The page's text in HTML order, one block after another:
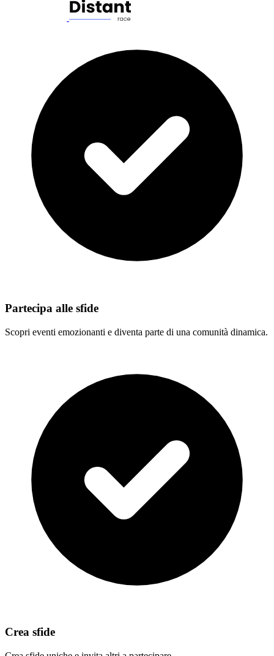
Partecipa alle sfide
Scopri eventi emozionanti e diventa parte di una comunità dinamica.
Crea sfide